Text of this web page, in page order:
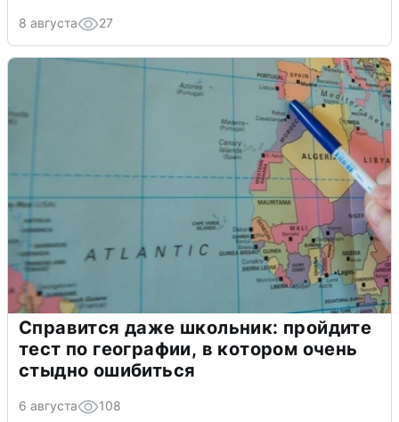
8 августа 27
Справится даже школьник: пройдите
тест по географии, в котором очень
стыдно ошибиться
6 августа 108